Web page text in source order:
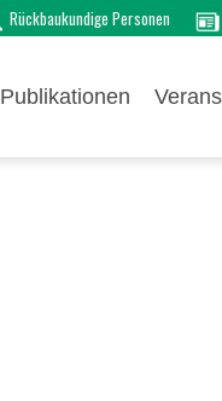
Rückbaukundige Personen
Publikationen